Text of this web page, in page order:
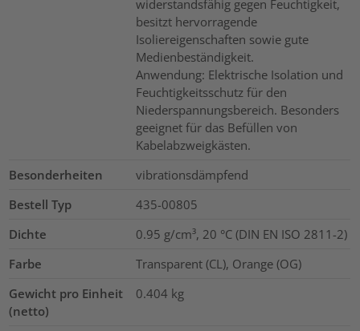
widerstandsfähig gegen Feuchtigkeit,
besitzt hervorragende
Isoliereigenschaften sowie gute
Medienbeständigkeit.
Anwendung: Elektrische Isolation und
Feuchtigkeitsschutz für den
Niederspannungsbereich. Besonders
geeignet für das Befüllen von
Kabelabzweigkästen.
Besonderheiten
vibrationsdämpfend
Bestell Typ
435-00805
Dichte
0.95 g/cm³, 20 °C (DIN EN ISO 2811-2)
Farbe
Transparent (CL), Orange (OG)
Gewicht pro Einheit
(netto)
0.404 kg